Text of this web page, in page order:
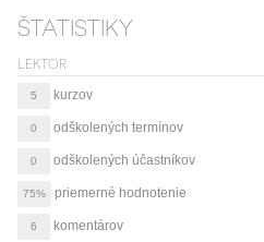
ŠTATISTIKY
LEKTOR
5 kurzov
0 odškolených termínov
0 odškolených účastníkov
75% priemerné hodnotenie
6 komentárov